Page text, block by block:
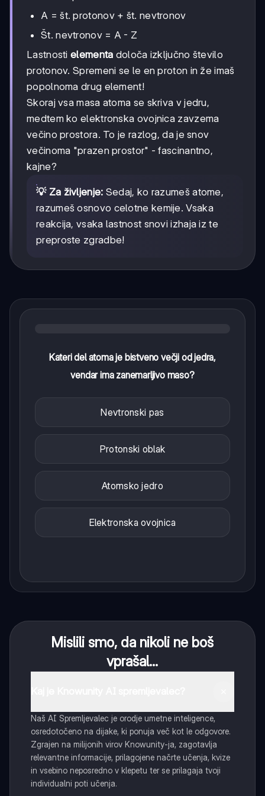
A = št. protonov + št. nevtronov
Št. nevtronov = A - Z
Lastnosti elementa določa izključno število
protonov. Spremeni se le en proton in že imaš
popolnoma drug element!
Skoraj vsa masa atoma se skriva v jedru,
medtem ko elektronska ovojnica zavzema
večino prostora. To je razlog, da je snov
večinoma "prazen prostor" - fascinantno,
kajne?
💡 Za življenje: Sedaj, ko razumeš atome,
razumeš osnovo celotne kemije. Vsaka
reakcija, vsaka lastnost snovi izhaja iz te
preproste zgradbe!
Kateri del atoma je bistveno večji od jedra,
vendar ima zanemarljivo maso?
Nevtronski pas
Protonski oblak
Atomsko jedro
Elektronska ovojnica
Mislili smo, da nikoli ne boš
vprašal...
Naš AI Spremljevalec je orodje umetne inteligence,
osredotočeno na dijake, ki ponuja več kot le odgovore.
Zgrajen na milijonih virov Knowunity-ja, zagotavlja
relevantne informacije, prilagojene načrte učenja, kvize
in vsebino neposredno v klepetu ter se prilagaja tvoji
individualni poti učenja.